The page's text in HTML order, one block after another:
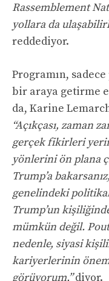
Rassemblement
yollara da
reddediyor.
Programın,
bir araya getirme
da, Karine
“Açıkçası, zaman
gerçek fikirleri
yönlerini ön plana
Trump’a
genelindeki
Trump’un
mümkün değil.
nedenle, siyasi
kariyerlerinin
görüyorum,”diyor.